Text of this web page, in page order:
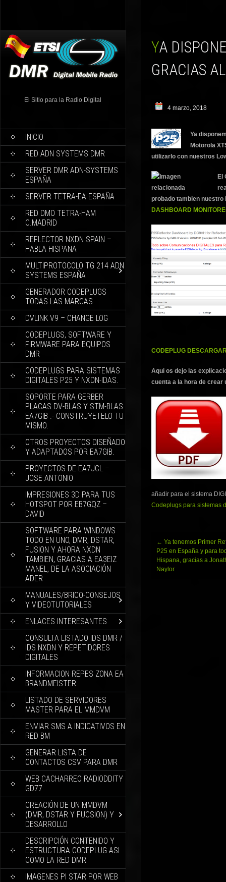
El Sitio para la Radio Digital
INICIO
RED ADN SYSTEMS DMR
SERVER DMR ADN-SYSTEMS
ESPAÑA
SERVER TETRA-EA ESPAÑA
RED DMO TETRA-HAM
C.MADRID
REFLECTOR NXDN SPAIN –
HABLA HISPANA
MULTIPROTOCOLO TG 214 ADN
SYSTEMS ESPAÑA
GENERADOR CODEPLUGS
TODAS LAS MARCAS
DVLINK V9 – CHANGE LOG
CODEPLUGS, SOFTWARE Y
FIRMWARE PARA EQUIPOS
DMR
CODEPLUGS PARA SISTEMAS
DIGITALES P25 Y NXDN-IDAS.
SOPORTE PARA GERBER
PLACAS DV-BLAS Y STM-BLAS
EA7GIB .- CONSTRUYETELO TU
MISMO.
OTROS PROYECTOS DISEÑADO
Y ADAPTADOS POR EA7GIB.
PROYECTOS DE EA7JCL –
JOSE ANTONIO
IMPRESIONES 3D PARA TUS
HOTSPOT POR EB7GQZ –
DAVID
SOFTWARE PARA WINDOWS
TODO EN UNO, DMR, DSTAR,
FUSION Y AHORA NXDN
TAMBIEN, GRACIAS A EA3EIZ
MANEL, DE LA ASOCIACIÓN
ADER
MANUALES/BRICO-CONSEJOS
Y VIDEOTUTORIALES
ENLACES INTERESANTES
CONSULTA LISTADO IDS DMR /
IDS NXDN Y REPETIDORES
DIGITALES
INFORMACION REPES ZONA EA
BRANDMEISTER
LISTADO DE SERVIDORES
MASTER PARA EL MMDVM
ENVIAR SMS A INDICATIVOS EN
RED BM
GENERAR LISTA DE
CONTACTOS CSV PARA DMR
WEB CACHARREO RADIODDITY
GD77
CREACIÓN DE UN MMDVM
(DMR, DSTAR Y FUCSION) Y
DESARROLLO
DESCRIPCIÓN CONTENIDO Y
ESTRUCTURA CODEPLUG ASI
COMO LA RED DMR
IMAGENES PI STAR POR WEB
YA DISPONEMOS PRIMER CODEPLUG MOTOROLA P25
GRACIAS
4 marzo, 2018
Ya
Motorola
utilizarlo con nuestros
El
probado tambien nuestro
DASHBOARD
CODEPLUG
Aqui os dejo las
cuenta a la hora de crear
añadir para el sistema
Codeplugs para sistemas
Navegación
de
entradas
← Ya tenemos Primer
P25 en España y para
Hispana, gracias a
Naylor